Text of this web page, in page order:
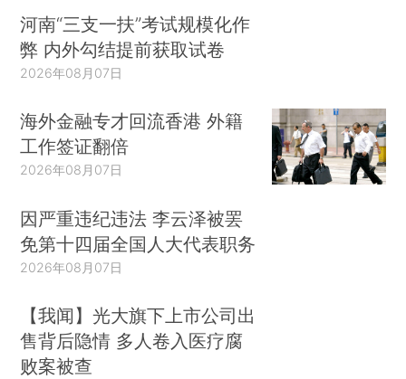
河南“三支一扶”考试规模化作
弊 内外勾结提前获取试卷
2026年08月07日
海外金融专才回流香港 外籍
工作签证翻倍
2026年08月07日
因严重违纪违法 李云泽被罢
免第十四届全国人大代表职务
2026年08月07日
【我闻】光大旗下上市公司出
售背后隐情 多人卷入医疗腐
败案被查